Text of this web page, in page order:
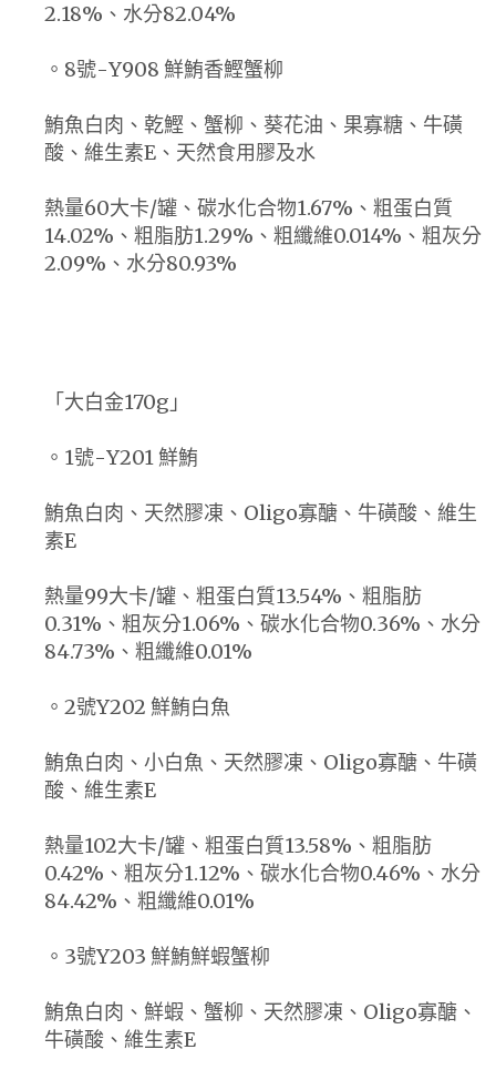
2.18%、水分82.04%
。8號-Y908 鮮鮪香鰹蟹柳
鮪魚白肉、乾鰹、蟹柳、葵花油、果寡糖、牛磺
酸、維生素E、天然食用膠及水
熱量60大卡/罐、碳水化合物1.67%、粗蛋白質
14.02%、粗脂肪1.29%、粗纖維0.014%、粗灰分
2.09%、水分80.93%
「大白金170g」
。1號-Y201 鮮鮪
鮪魚白肉、天然膠凍、Oligo寡醣、牛磺酸、維生
素E
熱量99大卡/罐、粗蛋白質13.54%、粗脂肪
0.31%、粗灰分1.06%、碳水化合物0.36%、水分
84.73%、粗纖維0.01%
。2號Y202 鮮鮪白魚
鮪魚白肉、小白魚、天然膠凍、Oligo寡醣、牛磺
酸、維生素E
熱量102大卡/罐、粗蛋白質13.58%、粗脂肪
0.42%、粗灰分1.12%、碳水化合物0.46%、水分
84.42%、粗纖維0.01%
。3號Y203 鮮鮪鮮蝦蟹柳
鮪魚白肉、鮮蝦、蟹柳、天然膠凍、Oligo寡醣、
牛磺酸、維生素E